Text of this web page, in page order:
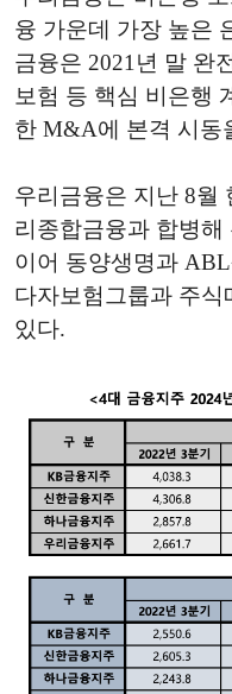
융 가운데 가장 높은
금융은 2021년 말 완
보험 등 핵심 비은행
한 M&A에 본격 시동
우리금융은 지난 8월
리종합금융과 합병해
이어 동양생명과
다자보험그룹과 주식
있다.